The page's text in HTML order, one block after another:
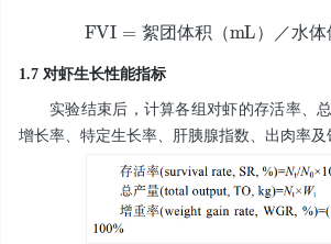
絮 团 体积 （ ） ／ 水 体
FVI= 絮团体积（ m ） ／水体
1.7 对虾生长性能指标
实验结束后，计算各组对虾的存活率、
增长率、特定生长率、肝胰腺指数、出肉率及